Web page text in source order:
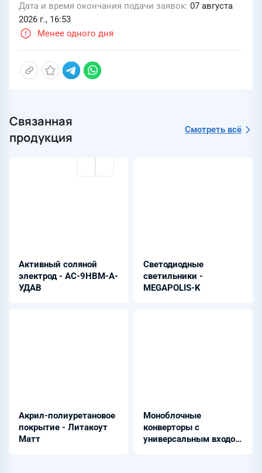
Дата и время окончания подачи заявок 07 августа
2026 г., 16:53
Менее одного дня
Связанная
продукция
Смотреть всё
Активный соляной
электрод - АС-9НВМ-А-
УДАВ
Светодиодные
светильники -
MEGAPOLIS-K
Акрил-полиуретановое
покрытие - Литакоут
Матт
Моноблочные
конверторы с
универсальным входом